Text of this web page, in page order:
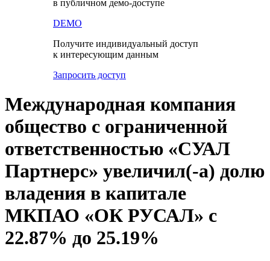
в публичном демо-доступе
DEMO
Получите индивидуальный доступ
к интересующим данным
Запросить доступ
Международная компания
общество с ограниченной
ответственностью «СУАЛ
Партнерс» увеличил(-а) долю
владения в капитале
МКПАО «ОК РУСАЛ» с
22.87% до 25.19%